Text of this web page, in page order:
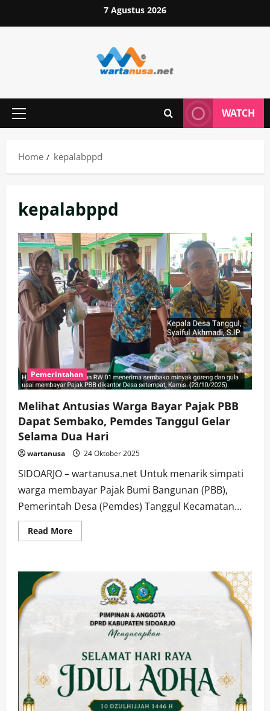
to
7 Agustus 2026
Primary
WATCH
Home kepalabppd
kepalabppd
Pemerintahan
Melihat Antusias Warga Bayar Pajak PBB
Dapat Sembako, Pemdes Tanggul Gelar
Selama Dua Hari
wartanusa 24 Oktober 2025
SIDOARJO – wartanusa.net Untuk menarik simpati
warga membayar Pajak Bumi Bangunan (PBB),
Pemerintah Desa (Pemdes) Tanggul Kecamatan...
Read MoreRead
more
Sembako,
Pemdes
Dua
Hari